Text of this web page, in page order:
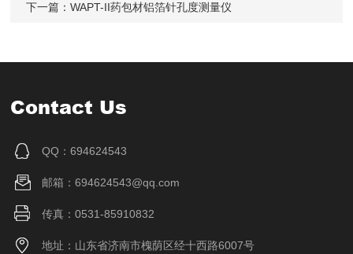
下一篇：WAPT-II药包材铝箔针孔度测量仪
Contact Us
QQ：694624543
邮箱：694624543@qq.com
传真：0531-85910832
地址：山东省济南市槐荫区经十西路6007号